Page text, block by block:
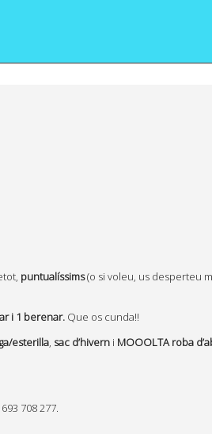
puntualíssims(o si voleu, us desperteu
i 1 berenar. Que os cunda!!
esterilla, sac d’hivern i MOOOLTA roba
708 277.